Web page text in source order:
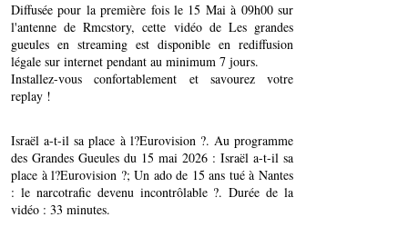
Diffusée pour la première fois le 15 Mai à 09h00 sur
l'antenne de Rmcstory, cette vidéo de Les grandes
gueules en streaming est disponible en rediffusion
légale sur internet pendant au minimum 7 jours.
Installez-vous confortablement et savourez votre
replay !
Israël a-t-il sa place à l?Eurovision ?. Au programme
des Grandes Gueules du 15 mai 2026 : Israël a-t-il sa
place à l?Eurovision ?; Un ado de 15 ans tué à Nantes
: le narcotrafic devenu incontrôlable ?. Durée de la
vidéo : 33 minutes.